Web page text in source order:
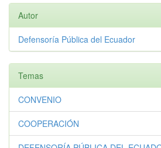
Autor
Defensoría Pública del Ecuador
Temas
CONVENIO
COOPERACIÓN